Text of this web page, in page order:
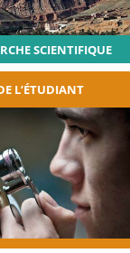
SCIENTIFIQUE
L’ÉTUDIANT